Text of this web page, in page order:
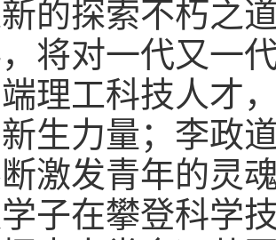
的探索不朽之
将对一代又一
理工科技人才
生力量；李政
激发青年的灵
子在攀登科学